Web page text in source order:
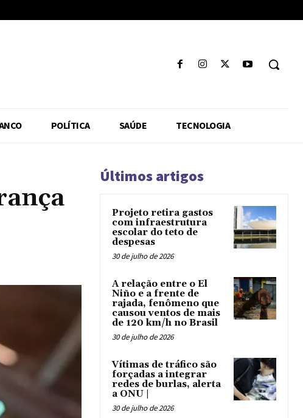
POLÍTICA SAÚDE TECNOLOGIA
Últimos artigos
Projeto retira gastos
com infraestrutura
escolar do teto de
despesas
30 de julho de 2026
A relação entre o El
Niño e a frente de
rajada, fenômeno que
causou ventos de mais
de 120 km/h no Brasil
30 de julho de 2026
Vítimas de tráfico são
forçadas a integrar
redes de burlas, alerta
a ONU |
30 de julho de 2026